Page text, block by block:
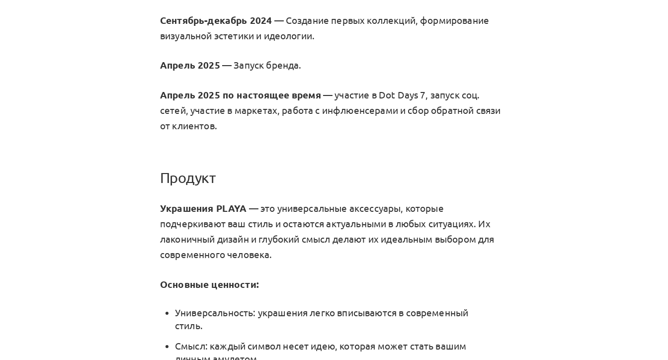
Сентябрь-декабрь 2024 — Создание первых коллекций, формирование
визуальной эстетики и идеологии.
Апрель 2025 — Запуск бренда.
Апрель 2025 по настоящее время — участие в Dot Days 7, запуск соц.
сетей, участие в маркетах, работа с инфлюенсерами и сбор обратной связи
от клиентов.
Продукт
Украшения PLAYA — это универсальные аксессуары, которые
подчеркивают ваш стиль и остаются актуальными в любых ситуациях. Их
лаконичный дизайн и глубокий смысл делают их идеальным выбором для
современного человека.
Основные ценности:
Универсальность: украшения легко вписываются в современный
стиль.
Смысл: каждый символ несет идею, которая может стать вашим